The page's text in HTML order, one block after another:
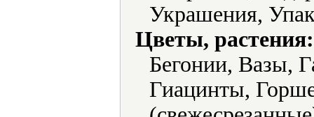
Украшения,
Цветы, растения:
Бегонии, Вазы,
Гиацинты,